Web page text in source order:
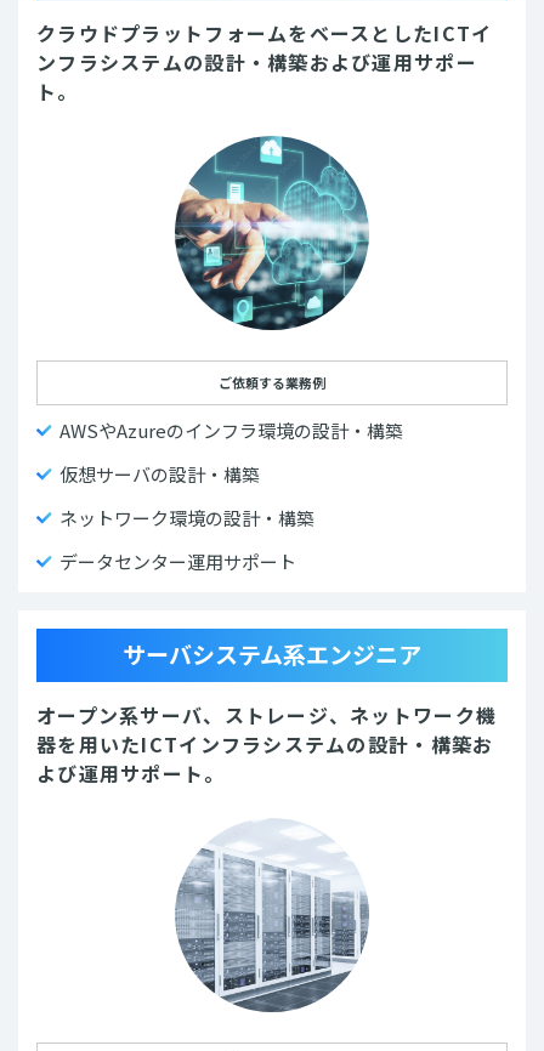
クラウドプラットフォームをベースとしたICTイ
ンフラシステムの設計・構築および運用サポー
ト。
ご依頼する業務例
AWSやAzureのインフラ環境の設計・構築
仮想サーバの設計・構築
ネットワーク環境の設計・構築
データセンター運用サポート
サーバシステム系エンジニア
オープン系サーバ、ストレージ、ネットワーク機
器を用いたICTインフラシステムの設計・構築お
よび運用サポート。